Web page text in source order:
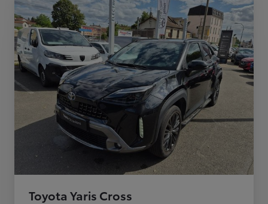
Toyota Yaris Cross